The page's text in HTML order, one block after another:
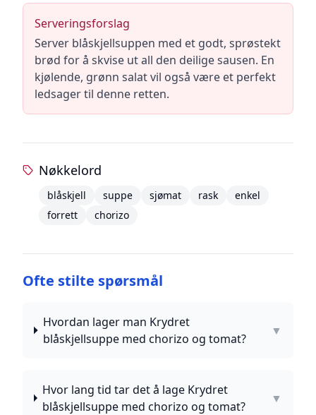
Serveringsforslag
Server blåskjellsuppen med et godt, sprøstekt
brød for å skvise ut all den deilige sausen. En
kjølende, grønn salat vil også være et perfekt
ledsager til denne retten.
Nøkkelord
blåskjell suppe sjømat rask
enkel
forrett
chorizo
Ofte stilte spørsmål
Hvordan lager man Krydret
blåskjellsuppe med chorizo og tomat?
▼
Hvor lang tid tar det å lage Krydret
blåskjellsuppe med chorizo og tomat?
▼